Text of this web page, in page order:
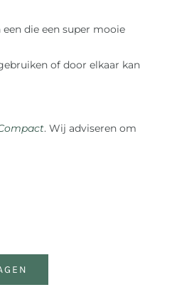
die een super mooie
of door elkaar kan
. Wij adviseren om